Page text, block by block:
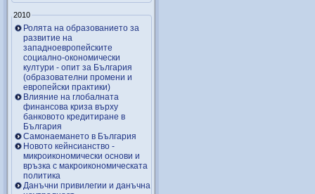
2010
Ролята на образованието за
развитие на
западноевропейските
социално-окономически
култури - опит за България
(образователни промени и
европейски практики)
Влияние на глобалната
финансова криза върху
банковото кредитиране в
България
Самонаемането в България
Новото кейнсианство -
микроикономически основи и
връзка с макроикономическата
политика
Данъчни привилегии и данъчна